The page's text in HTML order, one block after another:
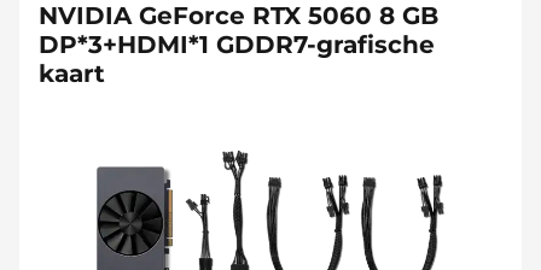
NVIDIA GeForce RTX 5060 8 GB
DP*3+HDMI*1 GDDR7-grafische
kaart